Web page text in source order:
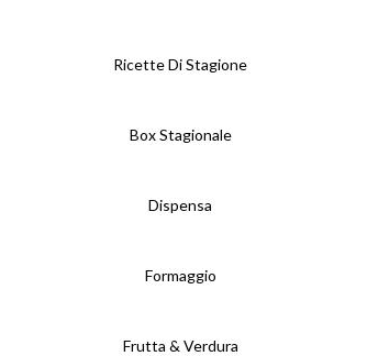
Ricette Di Stagione
Box Stagionale
Dispensa
Formaggio
Frutta & Verdura